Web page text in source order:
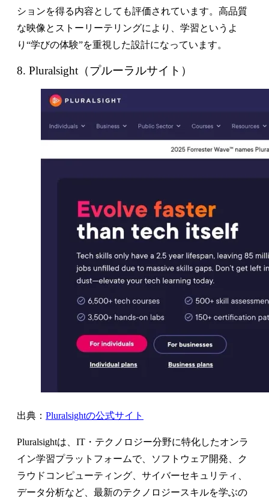
ションを得る内容としても評価されています。高品質
な映像とストーリーテリングにより、学習というよ
り“学びの体験”を重視した設計になっています。
8. Pluralsight（プルーラルサイト）
出典： Pluralsightの公式サイト
Pluralsightは、IT・テクノロジー分野に特化したオンラ
イン学習プラットフォームで、ソフトウェア開発、ク
ラウドコンピューティング、サイバーセキュリティ、
データ分析など、最新のテクノロジースキルを学ぶの